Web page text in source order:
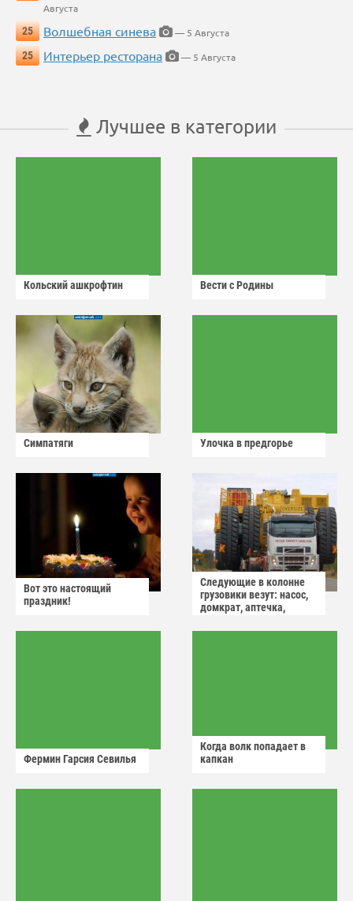
Августа
25
Волшебная синева
— 5 Августа
25
Интерьер ресторана — 5 Августа
Лучшее в категории
Кольский ашкрофтин Вести с Родины
Симпатяги Улочка в предгорье
Вот это настоящий
праздник!
Следующие в колонне
грузовики везут: насос,
домкрат, аптечка,
Фермин Гарсия Севилья
Когда волк попадает в
капкан